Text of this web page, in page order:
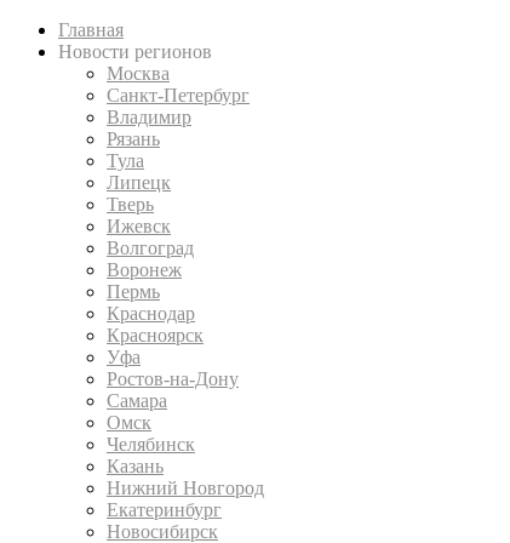
Главная
Новости регионов
Москва
Санкт-Петербург
Владимир
Рязань
Тула
Липецк
Тверь
Ижевск
Волгоград
Воронеж
Пермь
Краснодар
Красноярск
Уфа
Ростов-на-Дону
Самара
Омск
Челябинск
Казань
Нижний Новгород
Екатеринбург
Новосибирск